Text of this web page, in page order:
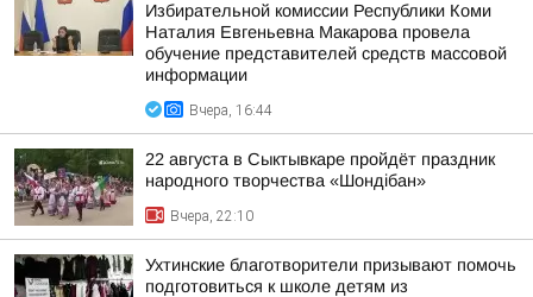
Избирательной комиссии Республики Коми
Наталия Евгеньевна Макарова провела
обучение представителей средств массовой
информации
Вчера, 16:44
22 августа в Сыктывкаре пройдёт праздник
народного творчества «Шондібан»
Вчера, 22:10
Ухтинские благотворители призывают помочь
подготовиться к школе детям из